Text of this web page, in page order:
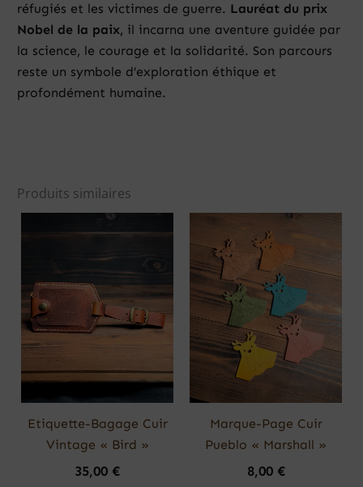
réfugiés et les victimes de guerre. Lauréat du prix
Nobel de la paix, il incarna une aventure guidée par
la science, le courage et la solidarité. Son parcours
reste un symbole d’exploration éthique et
profondément humaine.
Produits similaires
Etiquette-Bagage Cuir
Vintage « Bird »
35,00 €
Marque-Page Cuir
Pueblo « Marshall »
8,00 €
a
plusieurs
variations.
Les
options
peuvent
être
sur
la